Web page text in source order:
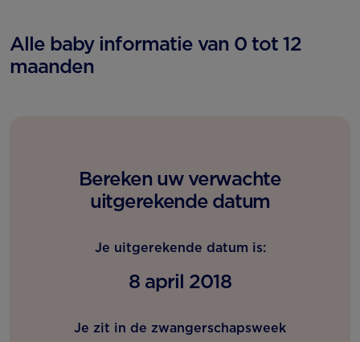
Alle baby informatie van 0 tot 12
maanden
Bereken uw verwachte
uitgerekende datum
Je uitgerekende datum is:
8 april 2018
Je zit in de zwangerschapsweek